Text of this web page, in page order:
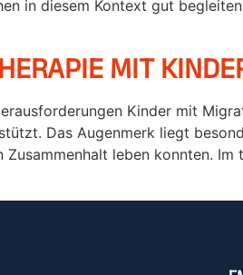
in diesem Kontext gut
MIT
Kinder mit
Das Augenmerk liegt
leben konnten.